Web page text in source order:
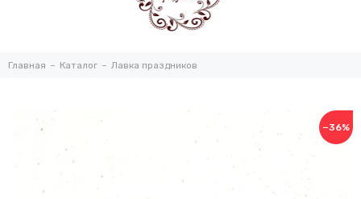
Главная Каталог Лавка праздников
−36%